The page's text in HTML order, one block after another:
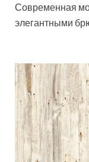
Современная
элегантными